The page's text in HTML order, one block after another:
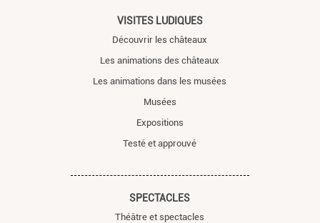
VISITES LUDIQUES
Découvrir les châteaux
Les animations des châteaux
Les animations dans les musées
Musées
Expositions
Testé et approuvé
SPECTACLES
Théâtre et spectacles